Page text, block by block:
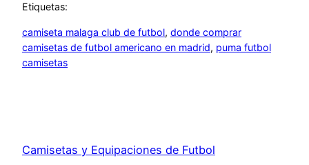
Etiquetas:
camiseta malaga club de futbol, donde comprar
camisetas de futbol americano en madrid, puma futbol
camisetas
Camisetas y Equipaciones de Futbol